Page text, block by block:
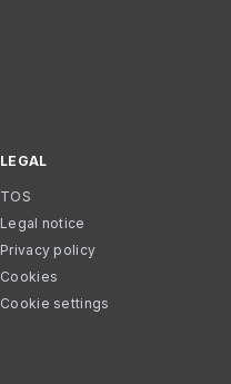
LEGAL
TOS
Legal notice
Privacy policy
Cookies
Cookie settings